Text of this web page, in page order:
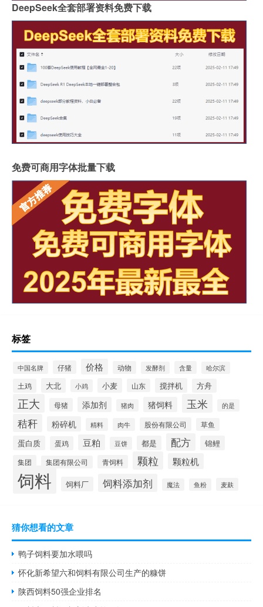
DeepSeek全套部署资料免费下载
免费可商用字体批量下载
标签
中国名牌 仔猪 价格 动物 发酵剂 含量 哈尔滨
土鸡 大北 小鸡 小麦 山东 搅拌机 方舟
正大 母猪 添加剂 猪肉 猪饲料 玉米 的是
秸秆 粉碎机 精料 肉牛 股份有限公司 草鱼
蛋白质 蛋鸡 豆粕 豆饼 都是 配方 锦鲤
集团 集团有限公司 青饲料 颗粒 颗粒机
饲料 饲料厂 饲料添加剂 魔法 鱼粉 麦麸
猜你想看的文章
鸭子饲料要加水喂吗
怀化新希望六和饲料有限公司生产的糠饼
陕西饲料50强企业排名